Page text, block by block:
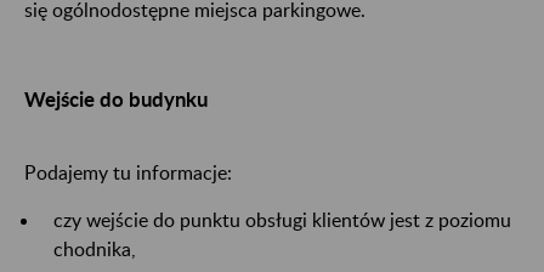
się ogólnodostępne miejsca parkingowe.
Wejście do budynku
Podajemy tu informacje:
czy wejście do punktu obsługi klientów jest z poziomu
chodnika,